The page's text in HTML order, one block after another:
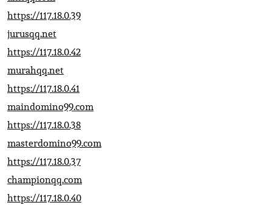
https://117.18.0.39
jurusqq.net
https://117.18.0.42
murahqq.net
https://117.18.0.41
maindomino99.com
https://117.18.0.38
masterdomino99.com
https://117.18.0.37
championqq.com
https://117.18.0.40